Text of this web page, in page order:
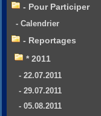
- Pour Participer
- Calendrier
- Reportages
* 2011
- 22.07.2011
- 29.07.2011
- 05.08.2011